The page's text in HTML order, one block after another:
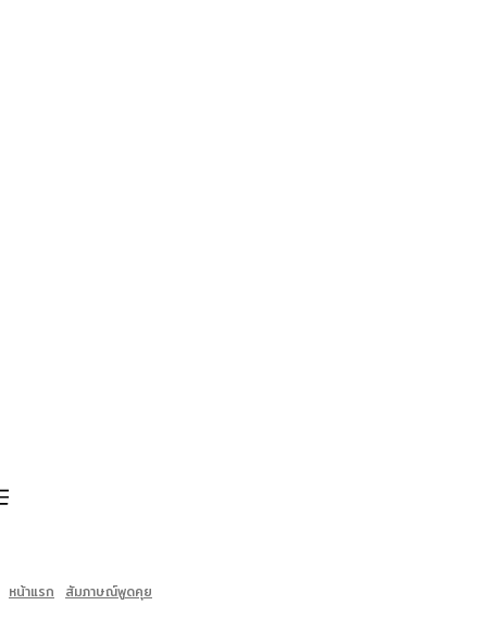
หน้าแรก สัมภาษณ์พูดคุย